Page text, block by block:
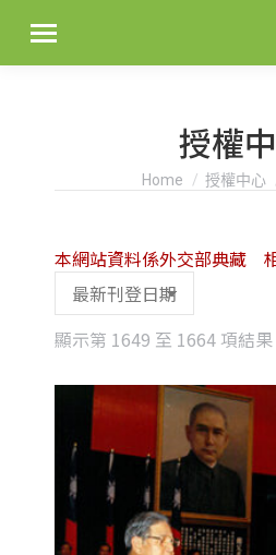
授權
You are here:
Home 授權中心
顯示第 1649 至 1664 項結
本網站資料係外交部典藏